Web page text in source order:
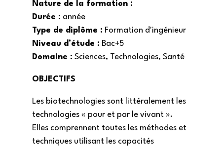
Nature de la formation :
Durée : année
Type de diplôme : Formation d'ingénieur
Niveau d’étude : Bac+5
Domaine : Sciences, Technologies, Santé
OBJECTIFS
Les biotechnologies sont littéralement les
technologies « pour et par le vivant ».
Elles comprennent toutes les méthodes et
techniques utilisant les capacités